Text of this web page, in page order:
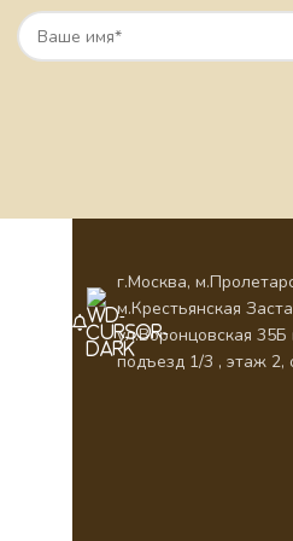
г.Москва,
м.Крестьянская
ул.Воронцовская 35Б
подъезд 1/3 , этаж 2,